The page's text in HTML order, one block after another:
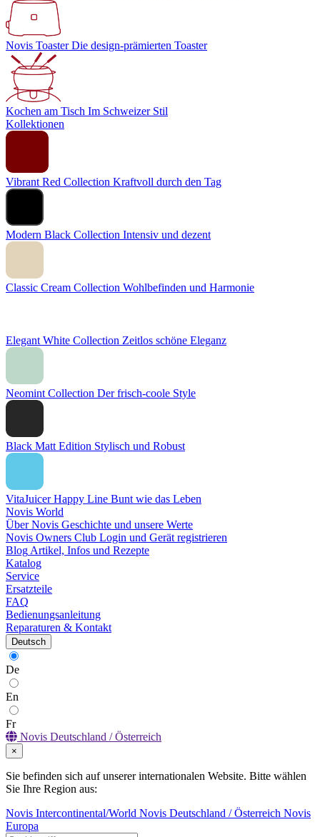
Novis Toaster Die design-prämierten Toaster
Kochen am Tisch Im Schweizer Stil
Kollektionen
Vibrant Red Collection Kraftvoll durch den Tag
Modern Black Collection Intensiv und dezent
Classic Cream Collection Wohlbefinden und Harmonie
Elegant White Collection Zeitlos schöne Eleganz
Neomint Collection Der frisch-coole Style
Black Matt Edition Stylisch und Robust
VitaJuicer Happy Line Bunt wie das Leben
Novis World
Über Novis Geschichte und unsere Werte
Novis Owners Club Login und Gerät registrieren
Blog Artikel, Infos und Rezepte
Katalog
Service
Ersatzteile
FAQ
Bedienungsanleitung
Reparaturen & Kontakt
Deutsch
De
En
Fr
Novis Deutschland / Österreich
×
Sie befinden sich auf unserer internationalen Website. Bitte wählen
Sie Ihre Region aus:
Novis Intercontinental/World Novis Deutschland / Österreich Novis
Europa